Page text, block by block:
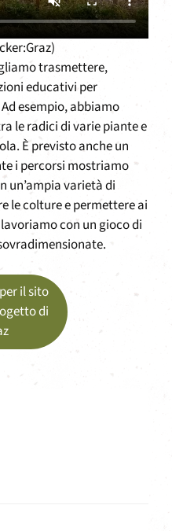
trasmettere,
educativi per
esempio, abbiamo
le radici di varie piante e
È previsto anche un
i percorsi mostriamo
un’ampia varietà di
le colture e permettere ai
con un gioco di
il sito
di